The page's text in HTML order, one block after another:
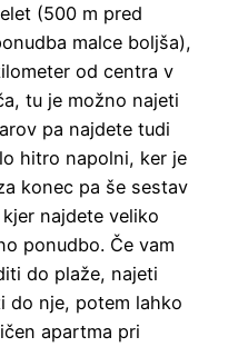
(500 m pred
malce boljša),
od centra v
tu je možno najeti
pa najdete tudi
hitro napolni, ker je
konec pa še sestav
najdete veliko
ponudbo. Če vam
do plaže, najeti
do nje, potem lahko
apartma pri